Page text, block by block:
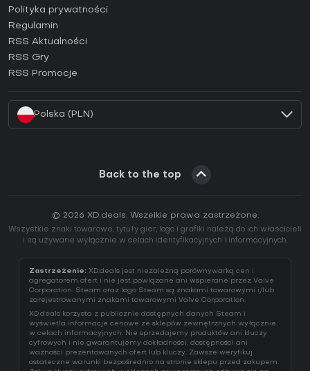
Jak aktywować klucz Epic Games (CD Key)?
Jak aktywować klucz GOG (CD Key)?
Jak aktywować klucz Ubisoft Connect (CD Key)?
Polityka prywatności
Regulamin
RSS Aktualności
RSS Gry
RSS Promocje
Polska (PLN)
Back to the top
© 2026 XD.deals. Wszelkie prawa zastrzeżone.
Wszystkie znaki towarowe, tytuły gier, logo i grafiki należą do ich właścicieli
i są używane wyłącznie w celach identyfikacyjnych i informacyjnych.
Zastrzeżenie: XD.deals jest niezależną porównywarką cen i
agregatorem ofert i nie jest powiązane ani wspierane przez Valve
Corporation. Steam oraz logo Steam są znakami towarowymi i/lub
zarejestrowanymi znakami towarowymi Valve Corporation.
XD.deals korzysta z publicznie dostępnych danych Steam i
wyświetla informacje cenowe ze sklepów zewnętrznych wyłącznie
w celach informacyjnych. Nie sprzedajemy produktów ani kluczy
cyfrowych i nie gwarantujemy dokładności, dostępności ani
ważności prezentowanych ofert lub kluczy. Zawsze weryfikuj
ostateczne warunki bezpośrednio na stronie sklepu przed zakupem.